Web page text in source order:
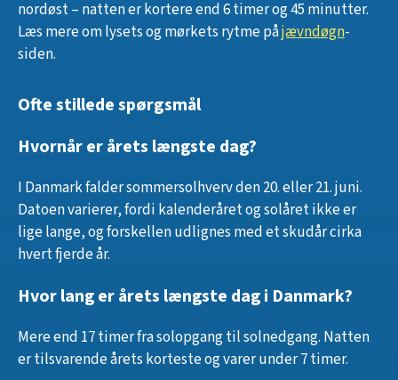
nordøst – natten er kortere end 6 timer og 45 minutter.
Læs mere om lysets og mørkets rytme påjævndøgn-
siden.
Ofte stillede spørgsmål
Hvornår er årets længste dag?
I Danmark falder sommersolhverv den 20. eller 21. juni.
Datoen varierer, fordi kalenderåret og solåret ikke er
lige lange, og forskellen udlignes med et skudår cirka
hvert fjerde år.
Hvor lang er årets længste dag i Danmark?
Mere end 17 timer fra solopgang til solnedgang. Natten
er tilsvarende årets korteste og varer under 7 timer.